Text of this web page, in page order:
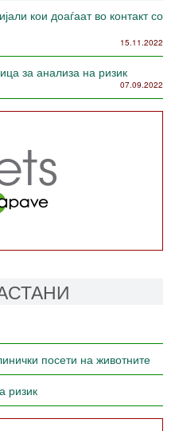
кои доаѓаат во контакт со
15.11.2022
за анализа на ризик
07.09.2022
посети на животните
ризик